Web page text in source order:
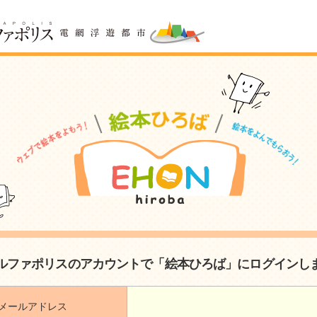
ファポリスのアカウントで「絵本ひろば」にログインし
ールアドレス